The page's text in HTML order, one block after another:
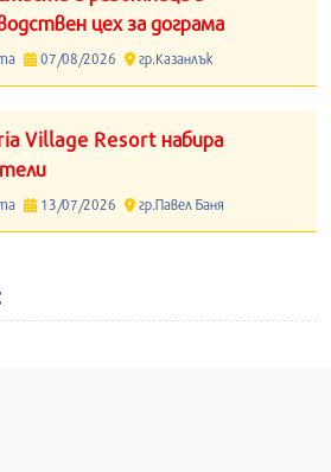
цех за дограма
07/08/2026 гр.Казанлък
Village Resort набира
13/07/2026 гр.Павел Баня